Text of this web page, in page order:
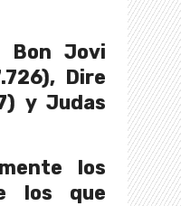
Bon Jovi
Dire
y Judas
los
los que